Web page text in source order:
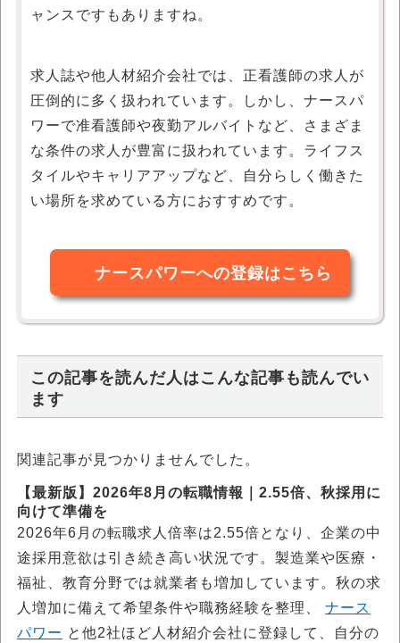
ャンスですもありますね。
求人誌や他人材紹介会社では、正看護師の求人が
圧倒的に多く扱われています。しかし、ナースパ
ワーで准看護師や夜勤アルバイトなど、さまざま
な条件の求人が豊富に扱われています。ライフス
タイルやキャリアアップなど、自分らしく働きた
い場所を求めている方におすすめです。
ナースパワーへの登録はこちら
この記事を読んだ人はこんな記事も読んでい
ます
関連記事が見つかりませんでした。
【最新版】2026年8月の転職情報｜2.55倍、秋採用に
向けて準備を
2026年6月の転職求人倍率は2.55倍となり、企業の中
途採用意欲は引き続き高い状況です。製造業や医療・
福祉、教育分野では就業者も増加しています。秋の求
人増加に備えて希望条件や職務経験を整理、 ナース
パワー と他2社ほど人材紹介会社に登録して、自分の